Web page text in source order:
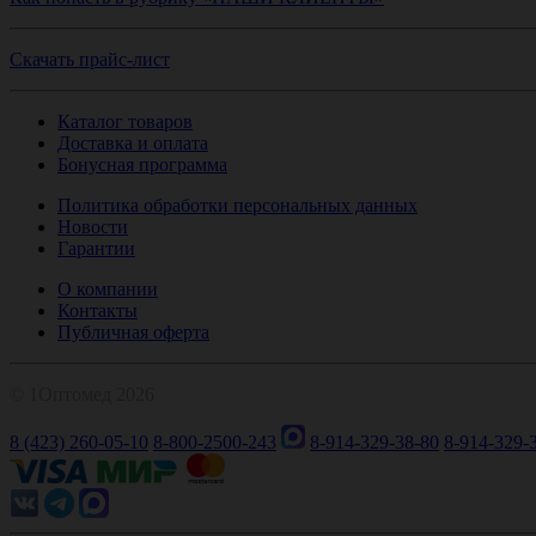
Скачать прайс-лист
Каталог товаров
Доставка и оплата
Бонусная программа
Политика обработки персональных данных
Новости
Гарантии
О компании
Контакты
Публичная оферта
8 (423) 260-05-10 8-800-2500-243 8-914-329-38-80 8-914-329-